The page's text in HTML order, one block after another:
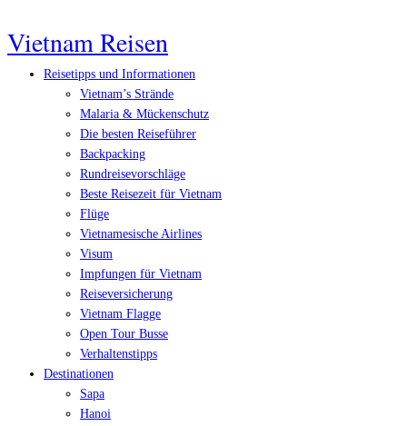
Vietnam Reisen
Reisetipps und Informationen
Vietnam’s Strände
Malaria & Mückenschutz
Die besten Reiseführer
Backpacking
Rundreisevorschläge
Beste Reisezeit für Vietnam
Flüge
Vietnamesische Airlines
Visum
Impfungen für Vietnam
Reiseversicherung
Vietnam Flagge
Open Tour Busse
Verhaltenstipps
Destinationen
Sapa
Hanoi